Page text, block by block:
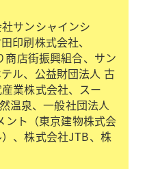
サンシャインシ
印刷株式会社、
商店街振興組合、サン
ル、公益財団法人 古
業株式会社、スー
温泉、一般社団法人
ント（東京建物株式会
、株式会社JTB、株